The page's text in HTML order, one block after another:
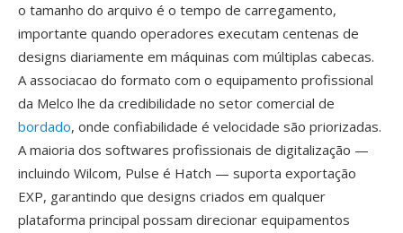
o tamanho do arquivo é o tempo de carregamento,
importante quando operadores executam centenas de
designs diariamente em máquinas com múltiplas cabecas.
A associacao do formato com o equipamento profissional
da Melco lhe da credibilidade no setor comercial de
bordado, onde confiabilidade é velocidade são priorizadas.
A maioria dos softwares profissionais de digitalização —
incluindo Wilcom, Pulse é Hatch — suporta exportação
EXP, garantindo que designs criados em qualquer
plataforma principal possam direcionar equipamentos